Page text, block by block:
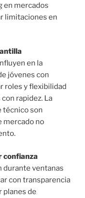
en mercados
limitaciones en
en la
jóvenes con
roles y flexibilidad
rapidez. La
técnico son
mercado no
confianza
durante ventanas
con transparencia
planes de